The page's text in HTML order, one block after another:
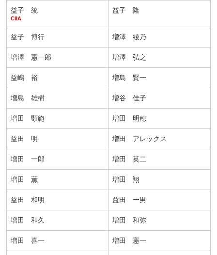
益子 統
CIIA
益子 隆
益子 博行 増澤 綾乃
増澤 憲一郎 増澤 弘之
益嶋 裕 増島 賢一
増島 雄樹 増谷 佳子
増田 顕範 増田 明穂
益田 明 増田 アレックス
増田 一郎 増田 英二
増田 薫 増田 翔
益田 和明 益田 一男
増田 和久 増田 和弥
増田 喜一 増田 憲一